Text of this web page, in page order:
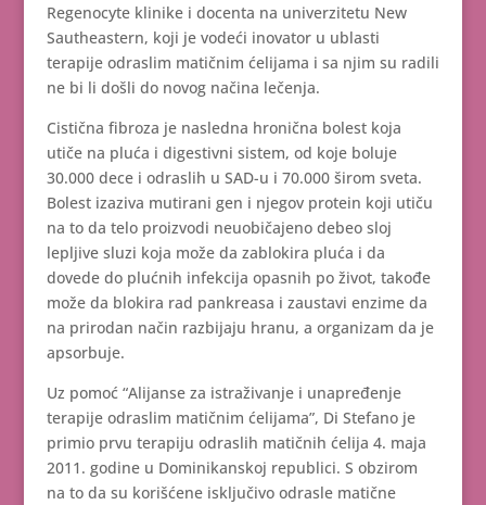
Regenocyte klinike i docenta na univerzitetu New
Sautheastern, koji je vodeći inovator u ublasti
terapije odraslim matičnim ćelijama i sa njim su radili
ne bi li došli do novog načina lečenja.
Cistična fibroza je nasledna hronična bolest koja
utiče na pluća i digestivni sistem, od koje boluje
30.000 dece i odraslih u SAD-u i 70.000 širom sveta.
Bolest izaziva mutirani gen i njegov protein koji utiču
na to da telo proizvodi neuobičajeno debeo sloj
lepljive sluzi koja može da zablokira pluća i da
dovede do plućnih infekcija opasnih po život, takođe
može da blokira rad pankreasa i zaustavi enzime da
na prirodan način razbijaju hranu, a organizam da je
apsorbuje.
Uz pomoć “Alijanse za istraživanje i unapređenje
terapije odraslim matičnim ćelijama”, Di Stefano je
primio prvu terapiju odraslih matičnih ćelija 4. maja
2011. godine u Dominikanskoj republici. S obzirom
na to da su korišćene isključivo odrasle matične